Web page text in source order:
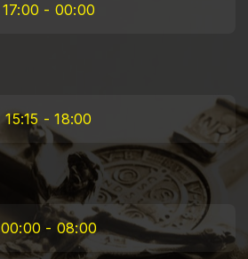
17:00 - 00:00
15:15 - 18:00
00:00 - 08:00